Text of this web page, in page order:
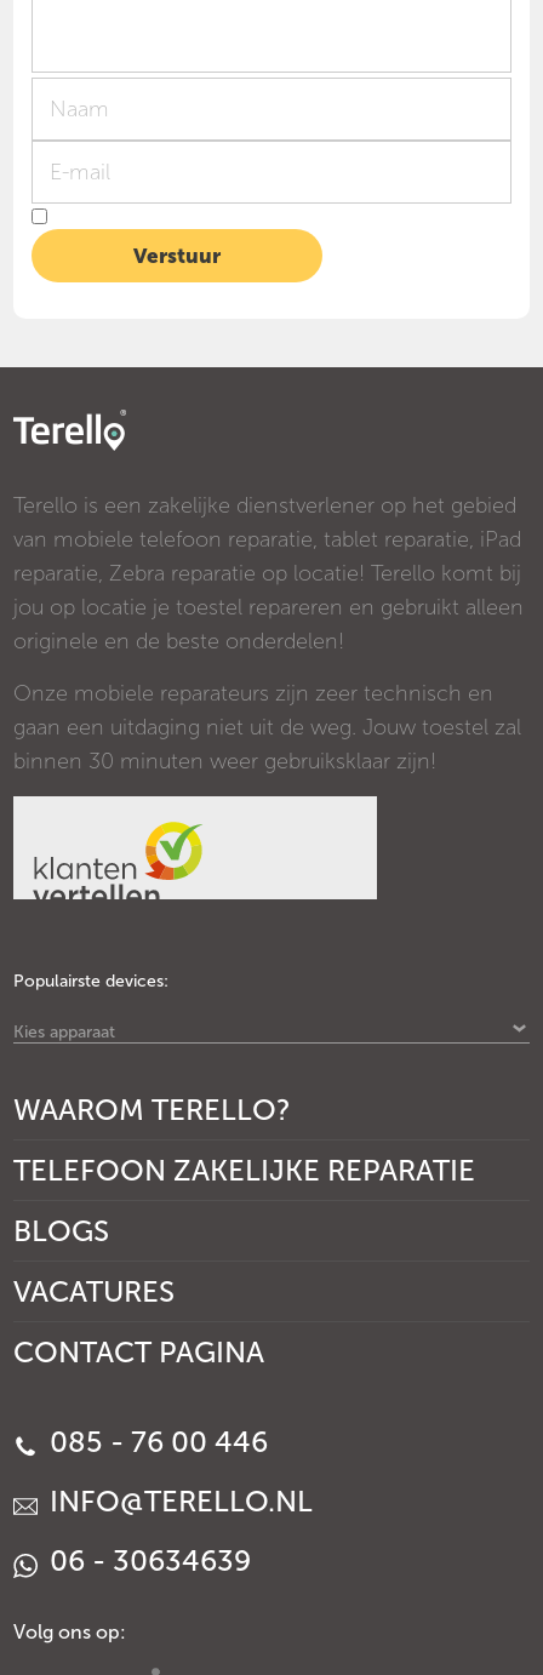
Terello is een zakelijke dienstverlener op het gebied
van mobiele telefoon reparatie, tablet reparatie, iPad
reparatie, Zebra reparatie op locatie! Terello komt bij
jou op locatie je toestel repareren en gebruikt alleen
originele en de beste onderdelen!
Onze mobiele reparateurs zijn zeer technisch en
gaan een uitdaging niet uit de weg. Jouw toestel zal
binnen 30 minuten weer gebruiksklaar zijn!
Populairste devices:
Kies apparaat
WAAROM TERELLO?
TELEFOON ZAKELIJKE REPARATIE
BLOGS
VACATURES
CONTACT PAGINA
085 - 76 00 446
INFO@TERELLO.NL
06 - 30634639
Volg ons op: